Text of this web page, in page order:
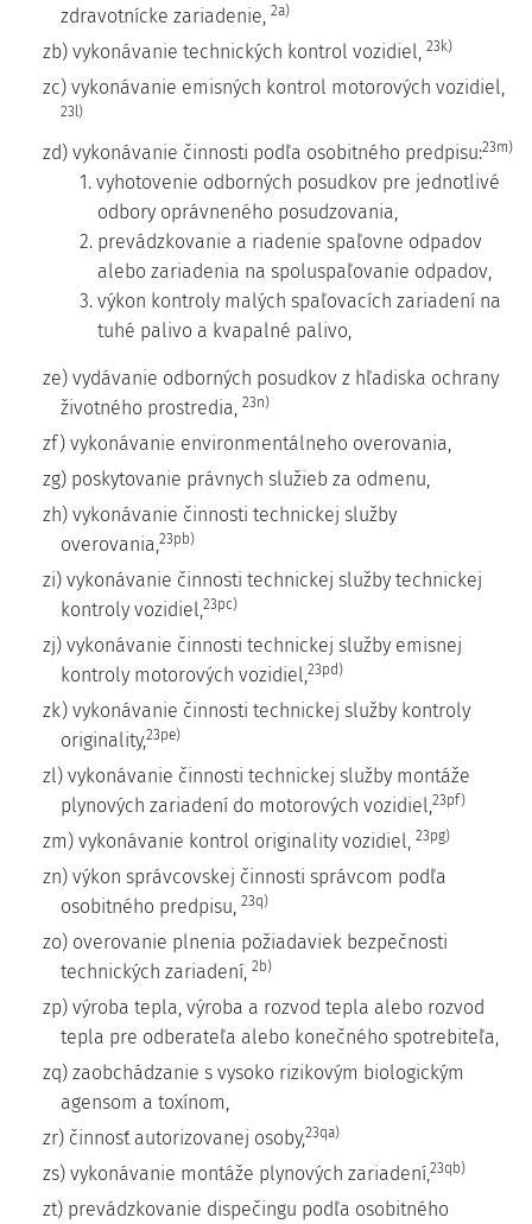
zdravotnícke zariadenie, 2a)
zb) vykonávanie technických kontrol vozidiel, 23k)
zc) vykonávanie emisných kontrol motorových vozidiel,
23l)
zd) vykonávanie činnosti podľa osobitného predpisu:23m)
1. vyhotovenie odborných posudkov pre jednotlivé
odbory oprávneného posudzovania,
2. prevádzkovanie a riadenie spaľovne odpadov
alebo zariadenia na spoluspaľovanie odpadov,
3. výkon kontroly malých spaľovacích zariadení na
tuhé palivo a kvapalné palivo,
ze) vydávanie odborných posudkov z hľadiska ochrany
životného prostredia, 23n)
zf) vykonávanie environmentálneho overovania,
zg) poskytovanie právnych služieb za odmenu,
zh) vykonávanie činnosti technickej služby
overovania,23pb)
zi) vykonávanie činnosti technickej služby technickej
kontroly vozidiel,23pc)
zj) vykonávanie činnosti technickej služby emisnej
kontroly motorových vozidiel,23pd)
zk) vykonávanie činnosti technickej služby kontroly
originality,23pe)
zl) vykonávanie činnosti technickej služby montáže
plynových zariadení do motorových vozidiel,23pf)
zm) vykonávanie kontrol originality vozidiel, 23pg)
zn) výkon správcovskej činnosti správcom podľa
osobitného predpisu, 23q)
zo) overovanie plnenia požiadaviek bezpečnosti
technických zariadení, 2b)
zp) výroba tepla, výroba a rozvod tepla alebo rozvod
tepla pre odberateľa alebo konečného spotrebiteľa,
zq) zaobchádzanie s vysoko rizikovým biologickým
agensom a toxínom,
zr) činnosť autorizovanej osoby,23qa)
zs) vykonávanie montáže plynových zariadení,23qb)
zt) prevádzkovanie dispečingu podľa osobitného